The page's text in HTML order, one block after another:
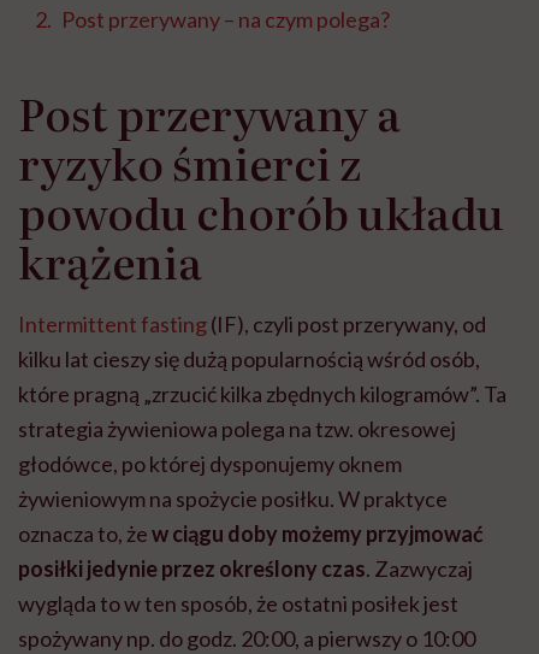
Post przerywany – na czym polega?
Post przerywany a
ryzyko śmierci z
powodu chorób układu
krążenia
Intermittent fasting(IF), czyli post przerywany, od
kilku lat cieszy się dużą popularnością wśród osób,
które pragną „zrzucić kilka zbędnych kilogramów”. Ta
strategia żywieniowa polega na tzw. okresowej
głodówce, po której dysponujemy oknem
żywieniowym na spożycie posiłku. W praktyce
oznacza to, żew ciągu doby możemy przyjmować
posiłki jedynie przez określony czas. Zazwyczaj
wygląda to w ten sposób, że ostatni posiłek jest
spożywany np. do godz. 20:00, a pierwszy o 10:00